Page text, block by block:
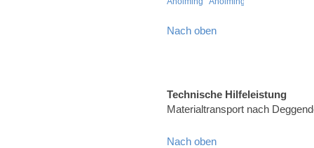
Nach oben
Technische Hilfeleistung
Materialtransport nach
Nach oben